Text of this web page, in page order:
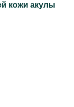
кожи акулы